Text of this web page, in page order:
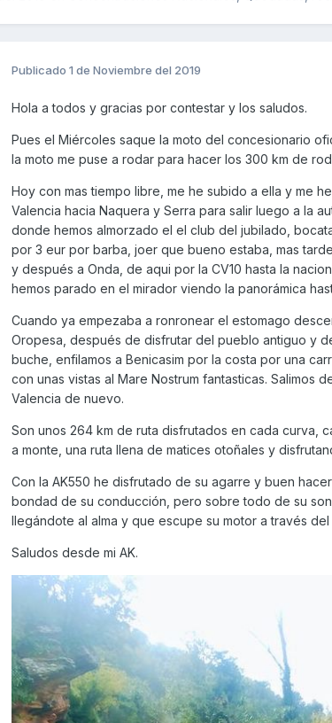
Publicado 1 de Noviembre del 2019
Hola a todos y gracias por contestar y los saludos.
Pues el Miércoles saque la moto del concesionario
la moto me puse a rodar para hacer los 300 km de
Hoy con mas tiempo libre, me he subido a ella y me
Valencia hacia Naquera y Serra para salir luego a la
donde hemos almorzado el el club del jubilado,
por 3 eur por barba, joer que bueno estaba, mas
y después a Onda, de aqui por la CV10 hasta la
hemos parado en el mirador viendo la panorámica
Cuando ya empezaba a ronronear el estomago
Oropesa, después de disfrutar del pueblo antiguo y
buche, enfilamos a Benicasim por la costa por una
con unas vistas al Mare Nostrum fantasticas. Salimos
Valencia de nuevo.
Son unos 264 km de ruta disfrutados en cada
a monte, una ruta llena de matices otoñales y
Con la AK550 he disfrutado de su agarre y buen
bondad de su conducción, pero sobre todo de su
llegándote al alma y que escupe su motor a través del
Saludos desde mi AK.